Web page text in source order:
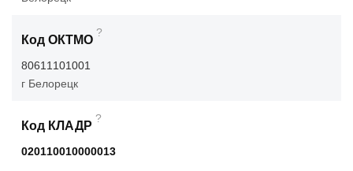
Код ОКТМО
?
80611101001
г Белорецк
Код КЛАДР
?
020110010000013